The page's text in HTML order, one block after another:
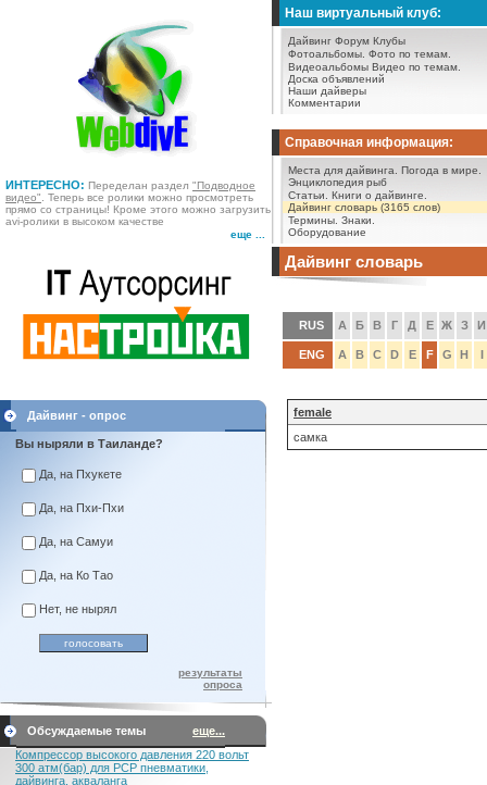
ИНТЕРЕСНО: Переделан раздел "Подводное
видео" . Теперь все ролики можно просмотреть
прямо со страницы! Кроме этого можно загрузить
avi-ролики в высоком качестве
еще ...
Наш виртуальный клуб:
Дайвинг Форум Клубы
Фотоальбомы. Фото по темам.
Видеоальбомы Видео по темам.
Доска объявлений
Наши дайверы
Комментарии
Справочная информация:
Места для дайвинга.
Погода в мире.
Энциклопедия рыб
Статьи.
Книги о дайвинге.
Дайвинг словарь (3165 слов)
Термины. Знаки.
Оборудование
Дайвинг - опрос
Вы ныряли в Таиланде?
Да, на Пхукете
Да, на Пхи-Пхи
Да, на Самуи
Да, на Ко Тао
Нет, не нырял
результаты
опроса
Обсуждаемые темы
еще...
Компрессор высокого давления 220 вольт
300 атм(бар) для PCP пневматики,
дайвинга, акваланга
Дайвинг словарь
RUS А Б В Г Д Е Ж З И
ENG A B C D E F G H I
female
самка